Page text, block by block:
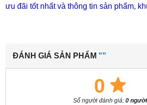
ưu đãi tốt nhất và thông tin sản phẩm,
ĐÁNH GIÁ SẢN PHẨM ""
0
Số người đánh giá: 0 người